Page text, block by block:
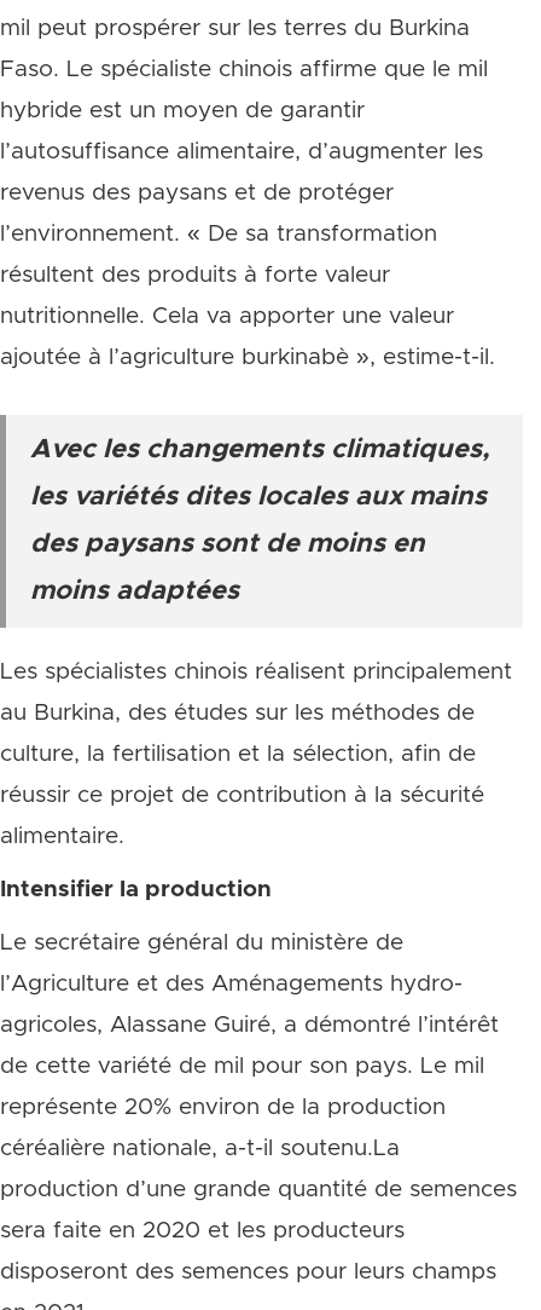
mil peut prospérer sur les terres du Burkina
Faso. Le spécialiste chinois affirme que le mil
hybride est un moyen de garantir
l’autosuffisance alimentaire, d’augmenter les
revenus des paysans et de protéger
l’environnement. « De sa transformation
résultent des produits à forte valeur
nutritionnelle. Cela va apporter une valeur
ajoutée à l’agriculture burkinabè », estime-t-il.
Avec les changements climatiques,
les variétés dites locales aux mains
des paysans sont de moins en
moins adaptées
Les spécialistes chinois réalisent principalement
au Burkina, des études sur les méthodes de
culture, la fertilisation et la sélection, afin de
réussir ce projet de contribution à la sécurité
alimentaire.
Intensifier la production
Le secrétaire général du ministère de
l’Agriculture et des Aménagements hydro-
agricoles, Alassane Guiré, a démontré l’intérêt
de cette variété de mil pour son pays. Le mil
représente 20% environ de la production
céréalière nationale, a-t-il soutenu.La
production d’une grande quantité de semences
sera faite en 2020 et les producteurs
disposeront des semences pour leurs champs